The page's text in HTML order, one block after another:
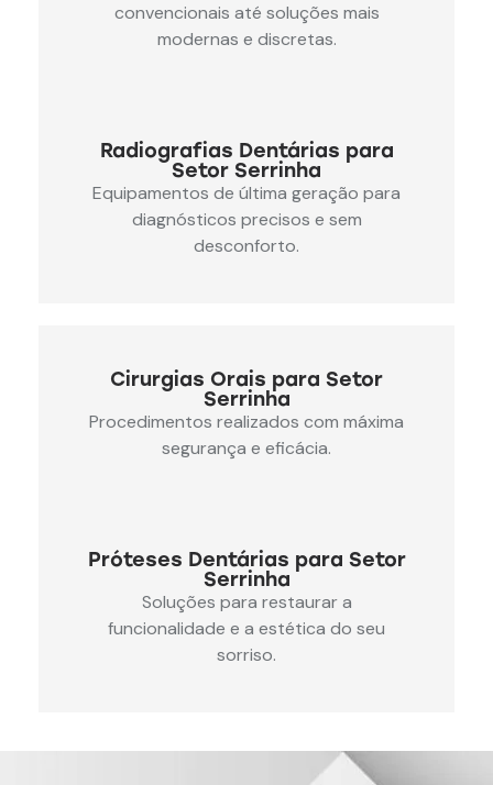
convencionais até soluções mais
modernas e discretas.
Radiografias Dentárias para
Setor Serrinha
Equipamentos de última geração para
diagnósticos precisos e sem
desconforto.
Cirurgias Orais para Setor
Serrinha
Procedimentos realizados com máxima
segurança e eficácia.
Próteses Dentárias para Setor
Serrinha
Soluções para restaurar a
funcionalidade e a estética do seu
sorriso.